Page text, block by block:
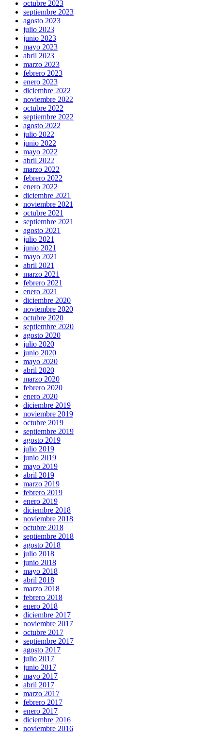
octubre 2023
septiembre 2023
agosto 2023
julio 2023
junio 2023
mayo 2023
abril 2023
marzo 2023
febrero 2023
enero 2023
diciembre 2022
noviembre 2022
octubre 2022
septiembre 2022
agosto 2022
julio 2022
junio 2022
mayo 2022
abril 2022
marzo 2022
febrero 2022
enero 2022
diciembre 2021
noviembre 2021
octubre 2021
septiembre 2021
agosto 2021
julio 2021
junio 2021
mayo 2021
abril 2021
marzo 2021
febrero 2021
enero 2021
diciembre 2020
noviembre 2020
octubre 2020
septiembre 2020
agosto 2020
julio 2020
junio 2020
mayo 2020
abril 2020
marzo 2020
febrero 2020
enero 2020
diciembre 2019
noviembre 2019
octubre 2019
septiembre 2019
agosto 2019
julio 2019
junio 2019
mayo 2019
abril 2019
marzo 2019
febrero 2019
enero 2019
diciembre 2018
noviembre 2018
octubre 2018
septiembre 2018
agosto 2018
julio 2018
junio 2018
mayo 2018
abril 2018
marzo 2018
febrero 2018
enero 2018
diciembre 2017
noviembre 2017
octubre 2017
septiembre 2017
agosto 2017
julio 2017
junio 2017
mayo 2017
abril 2017
marzo 2017
febrero 2017
enero 2017
diciembre 2016
noviembre 2016